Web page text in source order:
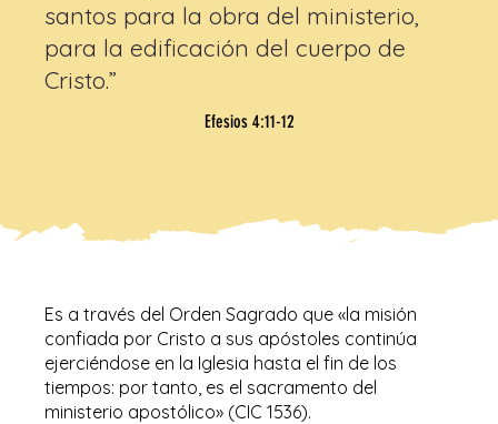
santos para la obra del ministerio,
para la edificación del cuerpo de
Cristo.”
Efesios 4:11-12
Es a través del Orden Sagrado que «la misión
confiada por Cristo a sus apóstoles continúa
ejerciéndose en la Iglesia hasta el fin de los
tiempos: por tanto, es el sacramento del
ministerio apostólico» (CIC 1536).